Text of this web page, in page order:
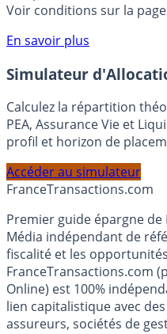
Voir conditions sur la
En savoir plus
Simulateur
Calculez la répartition
PEA, Assurance Vie et
profil et horizon de
Accéder au simulateur
FranceTransactions.com
Premier guide épargne de
Média indépendant de
fiscalité et les
FranceTransactions.com
Online) est 100%
lien capitalistique avec
assureurs, sociétés de